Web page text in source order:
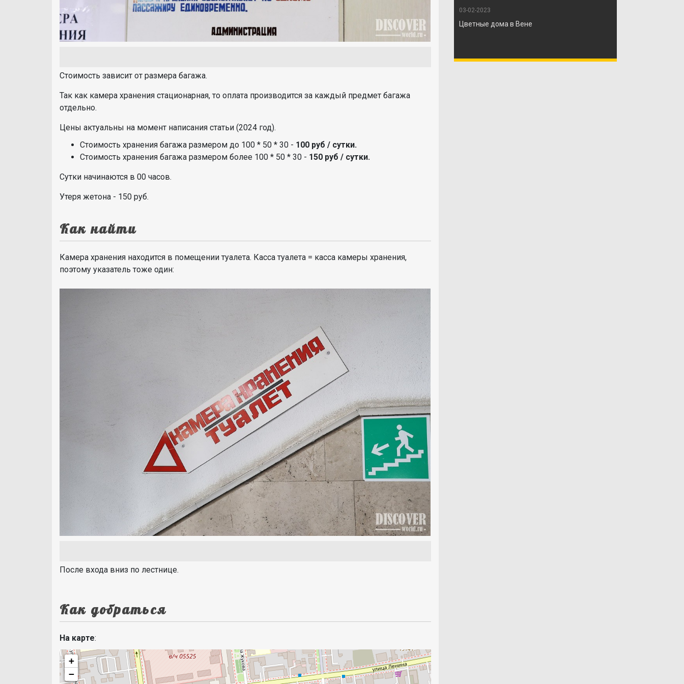
Стоимость зависит от размера багажа.
Так как камера хранения стационарная, то оплата производится за каждый предмет багажа
отдельно.
Цены актуальны на момент написания статьи (2024 год).
Стоимость хранения багажа размером до 100 * 50 * 30 - 100 руб / сутки.
Стоимость хранения багажа размером более 100 * 50 * 30 - 150 руб / сутки.
Сутки начинаются в 00 часов.
Утеря жетона - 150 руб.
Как найти
Камера хранения находится в помещении туалета. Касса туалета = касса камеры хранения,
поэтому указатель тоже один:
После входа вниз по лестнице.
Как добраться
На карте:
+
−
03-02-2023
Цветные дома в Вене